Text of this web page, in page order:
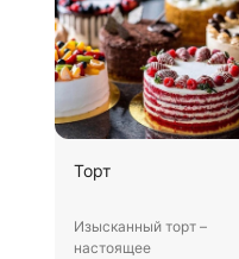
Торт
Изысканный торт –
настоящее